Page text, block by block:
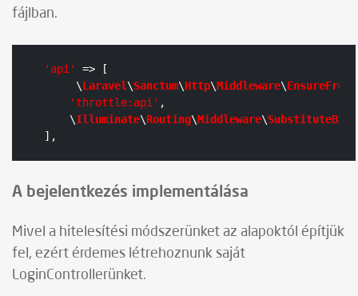
fájlban.
'api'
=> [
     \
Laravel \Sanctum\Http\Middleware\
'throttle:api' ,
    \
Illuminate\Routing\Middleware\
],
A bejelentkezés implementálása
Mivel a hitelesítési módszerünket az alapoktól építjük
fel, ezért érdemes létrehoznunk saját
LoginControllerünket.